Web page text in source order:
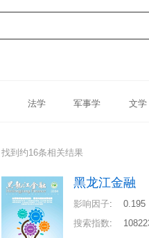
法学 军事学 文学
找到约16条相关结果
黑龙江金融
影响因子: 0.195
搜索指数: